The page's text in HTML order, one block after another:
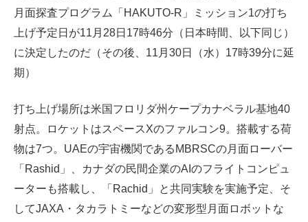
月面探査プログラム「HAKUTO-R」ミッション1の打ち
上げ予定日が11月28日17時46分（日本時間、以下同じ）
に決定したのだ（その後、11月30日（水）17時39分に延
期）
打ち上げ場所は米国フロリダ州ケープカナベラル基地40
射点。ロケットはスペースXのファルコン9。搭載する荷
物は7つ。UAEの宇宙機関であるMBRSCの月面ローバー
「Rashid」、カナダの民間企業のAIのフライトコンピュ
ーターも搭載し、「Rachid」と共同実験を実施予定、そ
してJAXA・タカラトミーなどの変形型月面ロボットな